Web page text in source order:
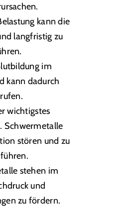
kann die
langfristig zu
im
kann dadurch
wichtigstes
Schwermetalle
stören und zu
stehen im
und
zu fördern.